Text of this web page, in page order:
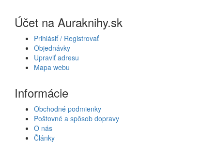
Účet na Auraknihy.sk
Prihlásiť / Registrovať
Objednávky
Upraviť adresu
Mapa webu
Informácie
Obchodné podmienky
Poštovné a spôsob dopravy
O nás
Články